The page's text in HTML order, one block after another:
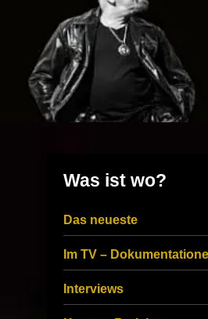
Was ist wo?
Das neueste
Im TV –
Interviews